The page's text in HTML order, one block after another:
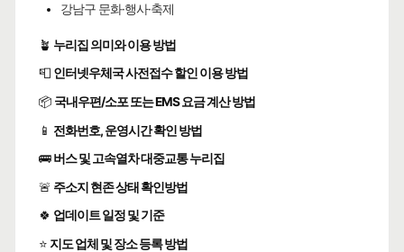
강남구 문화·행사·축제
🪴 누리집 의미와 이용 방법
📮 인터넷우체국 사전접수 할인 이용 방법
📦 국내우편/소포 또는 EMS 요금 계산 방법
📱 전화번호, 운영시간 확인 방법
🚌버스 및 고속열차 대중교통 누리집
🚨 주소지 현존 상태 확인방법
🍀 업데이트 일정 및 기준
⭐ 지도 업체 및 장소 등록 방법